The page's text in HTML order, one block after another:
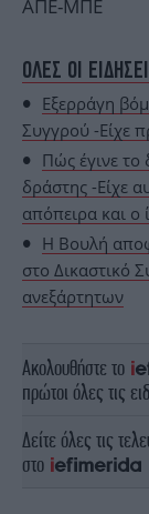
ΑΠΕ-ΜΠΕ
ΟΛΕΣ ΟΙ
Εξερράγη
Συγγρού -Είχε
Πώς έγινε το
δράστης -Είχε
απόπειρα και ο
Η Βουλή
στο Δικαστικό
ανεξάρτητων
Ακολουθήστε το
πρώτοι όλες τις
Δείτε όλες τις
στο